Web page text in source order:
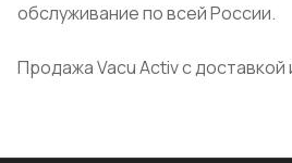
обслуживание по всей России.
Продажа Vacu Activ с доставкой